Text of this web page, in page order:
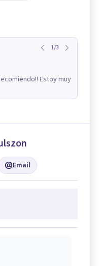
1/3
Estoy muy
Email